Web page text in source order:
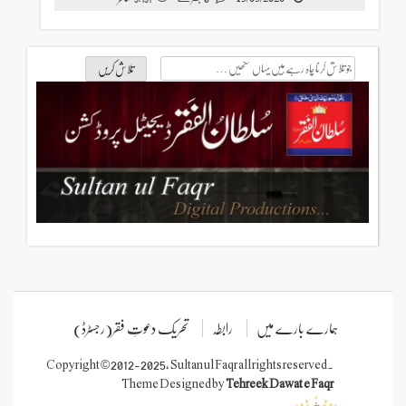
تلاش
چاہ
ہیں
لکھیں
ہمارے بارے میں رابطہ تحریک دعوتِ فقر(رجسٹرڈ)
Copyright © 2012-2025, Sultan ul Faqr all rights reserved.
Theme Designed byTehreek Dawat e Faqr